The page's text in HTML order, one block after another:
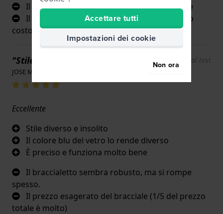
Il braccialetto dura poco. Si taglia facilmente
Il prezzo del braccialetto di ricambio è molto
costoso
"Stile diverso e senza tempo" Show original text
JOSE MARIO COSTA · 17 giugno 2022
Eccellente
Stile diverso e insolito
Il colore blu del vetro lo rende diverso
È preciso e funziona molto bene
Il braccialetto sembra robusto, ma si rompe
spesso.
Il prezzo esagerato del bracciale (1/5 del prezzo
totale è molto)
Accettare tutti
Impostazioni dei cookie
Non ora